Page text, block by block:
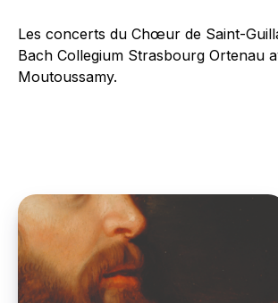
Les concerts du Chœur de Saint-
Bach Collegium Strasbourg Ortenau
Moutoussamy.